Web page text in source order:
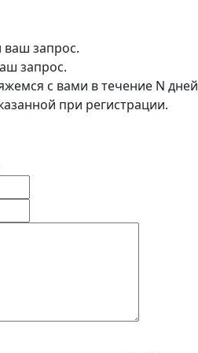
запрос.
с вами в течение N дней
при регистрации.